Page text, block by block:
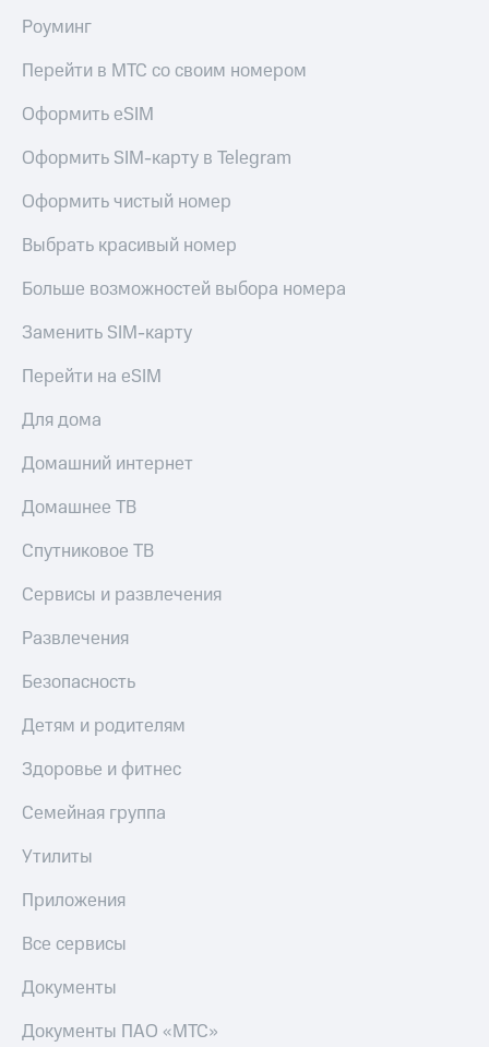
Роуминг
Перейти в МТС со своим номером
Оформить eSIM
Оформить SIM-карту в Telegram
Оформить чистый номер
Выбрать красивый номер
Больше возможностей выбора номера
Заменить SIM-карту
Перейти на eSIM
Для дома
Домашний интернет
Домашнее ТВ
Спутниковое ТВ
Сервисы и развлечения
Развлечения
Безопасность
Детям и родителям
Здоровье и фитнес
Семейная группа
Утилиты
Приложения
Все сервисы
Документы
Документы ПАО «МТС»